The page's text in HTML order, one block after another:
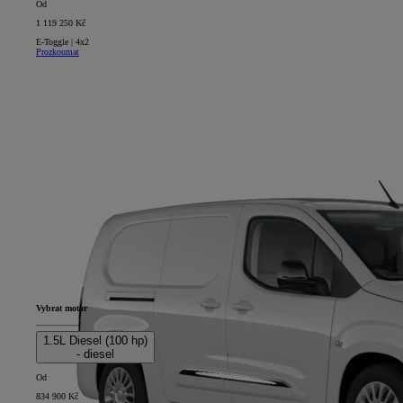
Od
1 119 250 Kč
E-Toggle | 4x2
Prozkoumat
Vybrat motor
1.5L Diesel (100 hp)
- diesel
Od
834 900 Kč